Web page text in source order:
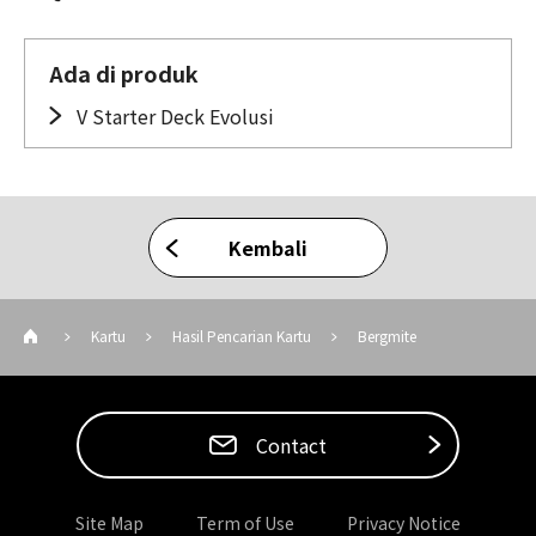
Ada di produk
V Starter Deck Evolusi
Kembali
Kartu Hasil Pencarian Kartu Bergmite
Contact
Site Map Term of Use Privacy Notice